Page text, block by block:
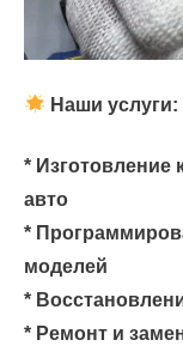
Наши услуги:
*
авто
*
моделей
*
* Ремонт и